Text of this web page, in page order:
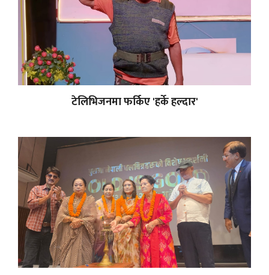
टेलिभिजनमा फर्किए 'हर्के हल्दार'